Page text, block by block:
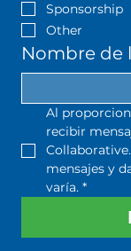
Sponsorship
Other
Nombre de
Al
recibir
mensajes y
varía. *